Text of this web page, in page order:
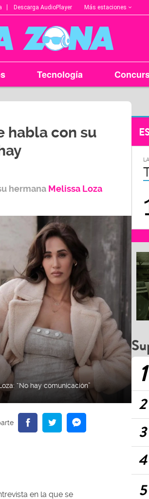
Descarga AudioPlayer Más estaciones
Tecnología
habla con su
hermana Melissa Loza
“No hay comunicación”
en la que se
LA ZONA EN TU CIUDAD
FM
1
2
3
4
5